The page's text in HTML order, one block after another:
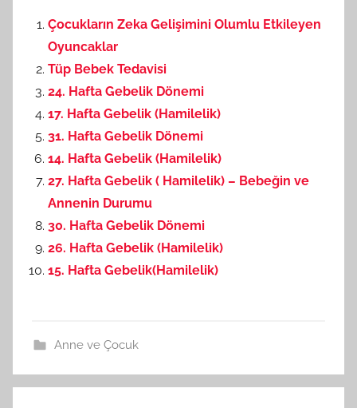
Çocukların Zeka Gelişimini Olumlu Etkileyen
Oyuncaklar
Tüp Bebek Tedavisi
24. Hafta Gebelik Dönemi
17. Hafta Gebelik (Hamilelik)
31. Hafta Gebelik Dönemi
14. Hafta Gebelik (Hamilelik)
27. Hafta Gebelik ( Hamilelik) – Bebeğin ve
Annenin Durumu
30. Hafta Gebelik Dönemi
26. Hafta Gebelik (Hamilelik)
15. Hafta Gebelik(Hamilelik)
Anne ve Çocuk